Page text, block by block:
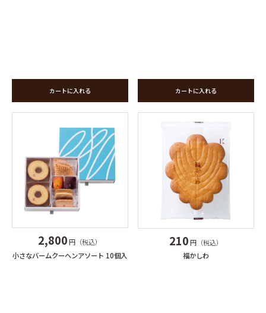
カートに入れる カートに入れる
2,800円（税込）
小さなバームクーヘンアソート 10個入
210円（税込）
福かしわ